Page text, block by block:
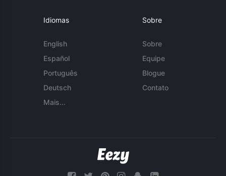
Idiomas
English
Español
Português
Deutsch
Mais...
Sobre
Sobre
Equipe
Blogue
Contato